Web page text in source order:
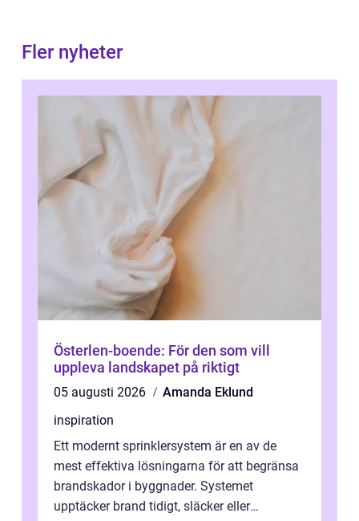
Fler nyheter
Österlen-boende: För den som vill
uppleva landskapet på riktigt
05 augusti 2026
Amanda Eklund
inspiration
Ett modernt sprinklersystem är en av de
mest effektiva lösningarna för att begränsa
brandskador i byggnader. Systemet
upptäcker brand tidigt, släcker eller